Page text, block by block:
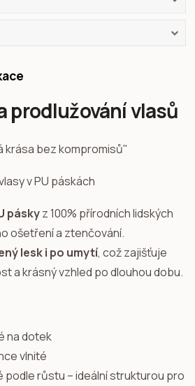
prodlužování vlasů
krása bez kompromisů"
páskyz 100% přírodních lidských
ošetření a ztenčování.
lesk i po umytí, což zajišťuje
a krásný vzhled po dlouhou dobu.
na dotek
vlnité
podle růstu – ideální strukturou pro